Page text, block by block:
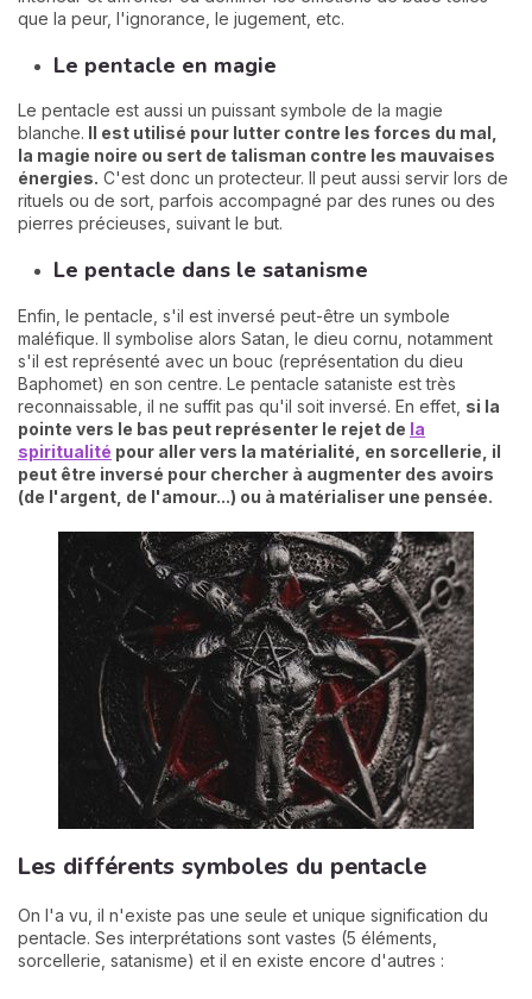
que la peur, l'ignorance, le jugement, etc.
Le pentacle en magie
Le pentacle est aussi un puissant symbole de la magie
blanche. Il est utilisé pour lutter contre les forces du mal,
la magie noire ou sert de talisman contre les mauvaises
énergies. C'est donc un protecteur. Il peut aussi servir lors de
rituels ou de sort, parfois accompagné par des runes ou des
pierres précieuses, suivant le but.
Le pentacle dans le satanisme
Enfin, le pentacle, s'il est inversé peut-être un symbole
maléfique. Il symbolise alors Satan, le dieu cornu, notamment
s'il est représenté avec un bouc (représentation du dieu
Baphomet) en son centre. Le pentacle sataniste est très
reconnaissable, il ne suffit pas qu'il soit inversé. En effet, si la
pointe vers le bas peut représenter le rejet de la
spiritualité pour aller vers la matérialité, en sorcellerie, il
peut être inversé pour chercher à augmenter des avoirs
(de l'argent, de l'amour...) ou à matérialiser une pensée.
Les différents symboles du pentacle
On l'a vu, il n'existe pas une seule et unique signification du
pentacle. Ses interprétations sont vastes (5 éléments,
sorcellerie, satanisme) et il en existe encore d'autres :